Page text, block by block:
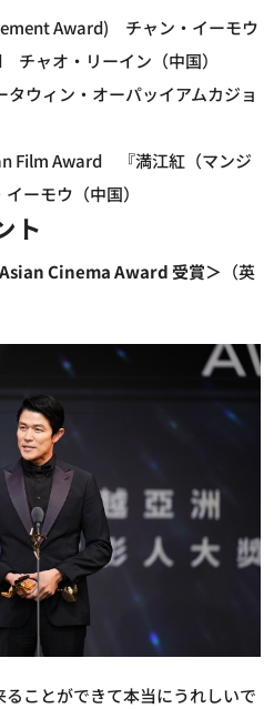
Award) チャン・イーモウ
ャオ・リーイン（中国）
ウィン・オーパッイアムカジョ
Film Award 『満江紅（マンジ
ーモウ（中国）
ト
Cinema Award 受賞＞ （英
ことができて本当にうれしいで